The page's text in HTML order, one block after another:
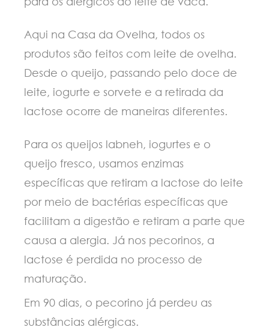
Aqui na Casa da Ovelha, todos os
produtos são feitos com leite de ovelha.
Desde o queijo, passando pelo doce de
leite, iogurte e sorvete e a retirada da
lactose ocorre de maneiras diferentes.
Para os queijos labneh, iogurtes e o
queijo fresco, usamos enzimas
específicas que retiram a lactose do leite
por meio de bactérias específicas que
facilitam a digestão e retiram a parte que
causa a alergia. Já nos pecorinos, a
lactose é perdida no processo de
maturação.
Em 90 dias, o pecorino já perdeu as
substâncias alérgicas.